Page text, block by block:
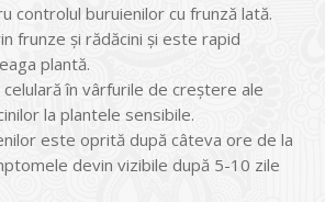
controlul buruienilor cu frunză lată.
frunze şi rădăcini şi este rapid
plantă.
celulară în vârfurile de creştere ale
la plantele sensibile.
este oprită după câteva ore de la
devin vizibile după 5-10 zile